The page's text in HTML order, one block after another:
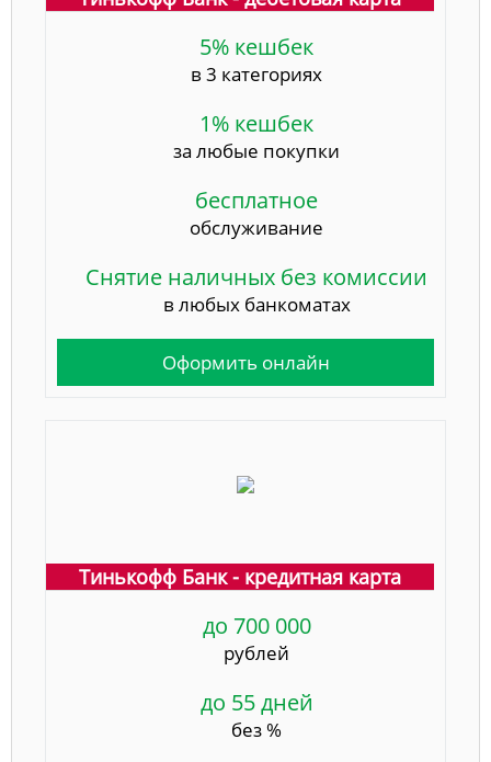
5% кешбек
в 3 категориях
1% кешбек
за любые покупки
бесплатное
обслуживание
Снятие наличных без комиссии
в любых банкоматах
Оформить онлайн
Тинькофф Банк - кредитная карта
до 700 000
рублей
до 55 дней
без %